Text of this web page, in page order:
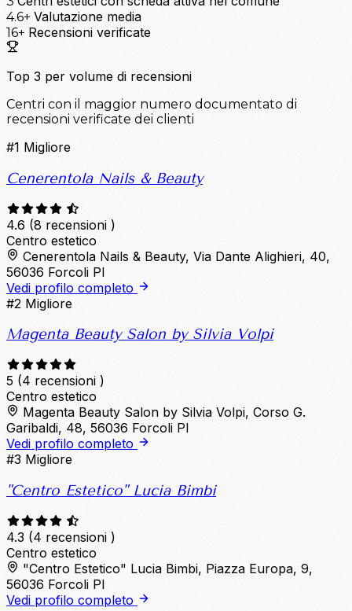
4.6+ Valutazione media
16+ Recensioni verificate
Top 3 per volume di recensioni
Centri con il maggior numero documentato di
recensioni verificate dei clienti
#1 Migliore
Cenerentola Nails & Beauty
4.6 (8 recensioni )
Centro estetico
Cenerentola Nails & Beauty, Via Dante Alighieri, 40,
56036 Forcoli PI
Vedi profilo completo
#2 Migliore
Magenta Beauty Salon by Silvia Volpi
5 (4 recensioni )
Centro estetico
Magenta Beauty Salon by Silvia Volpi, Corso G.
Garibaldi, 48, 56036 Forcoli PI
Vedi profilo completo
#3 Migliore
"Centro Estetico" Lucia Bimbi
4.3 (4 recensioni )
Centro estetico
"Centro Estetico" Lucia Bimbi, Piazza Europa, 9,
56036 Forcoli PI
Vedi profilo completo